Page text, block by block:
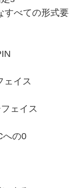
すべての形式要
ェイス
ェイス
への0